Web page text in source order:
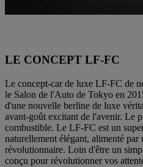
LE CONCEPT LF-FC
Le concept-car de luxe LF-FC de
le Salon de l'Auto de Tokyo en
d'une nouvelle berline de luxe
avant-goût excitant de l'avenir. Le
combustible. Le LF-FC est un
naturellement élégant, alimenté par
révolutionnaire. Loin d'être un
conçu pour révolutionner vos